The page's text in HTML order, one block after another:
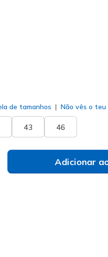
de tamanhos Não vês o teu
43 46
Adicionar